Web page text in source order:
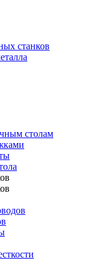
станков
столам